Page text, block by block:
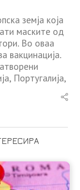
земја која
маските од
Во оваа
вакцинација.
Португалија,